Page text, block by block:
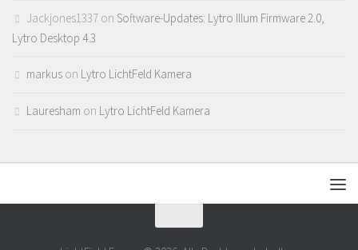
Jackjones1337 on Software-Updates: Lytro Illum Firmware 2.0,
Lytro Desktop 4.3
markus on Lytro LichtFeld Kamera
Lauresham on Lytro LichtFeld Kamera